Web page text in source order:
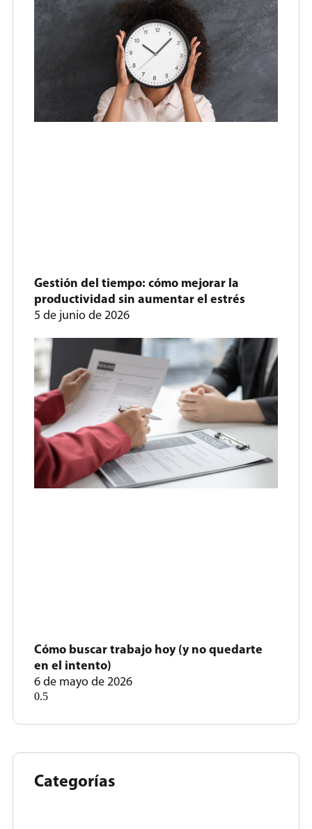
Gestión del tiempo: cómo mejorar la
productividad sin aumentar el estrés
5 de junio de 2026
Cómo buscar trabajo hoy (y no quedarte
en el intento)
6 de mayo de 2026
Categorías